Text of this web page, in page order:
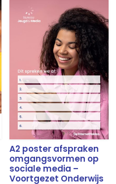
A2 poster afspraken
omgangsvormen op
sociale media –
Voortgezet Onderwijs